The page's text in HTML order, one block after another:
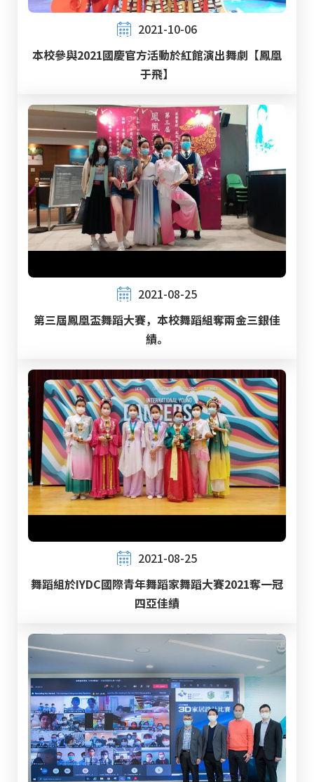
2021-10-06
本校參與2021國慶官方活動於紅館演出舞劇【鳳凰
于飛】
2021-08-25
第三屆鳳凰盃舞蹈大賽，本校舞蹈組奪兩金三銀佳
績。
2021-08-25
舞蹈組於IYDC國際青年舞蹈家舞蹈大賽2021奪一冠
四亞佳績